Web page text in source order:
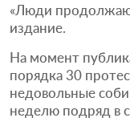
«Люди
издание.
На момент
порядка 30
недовольные
неделю подряд в